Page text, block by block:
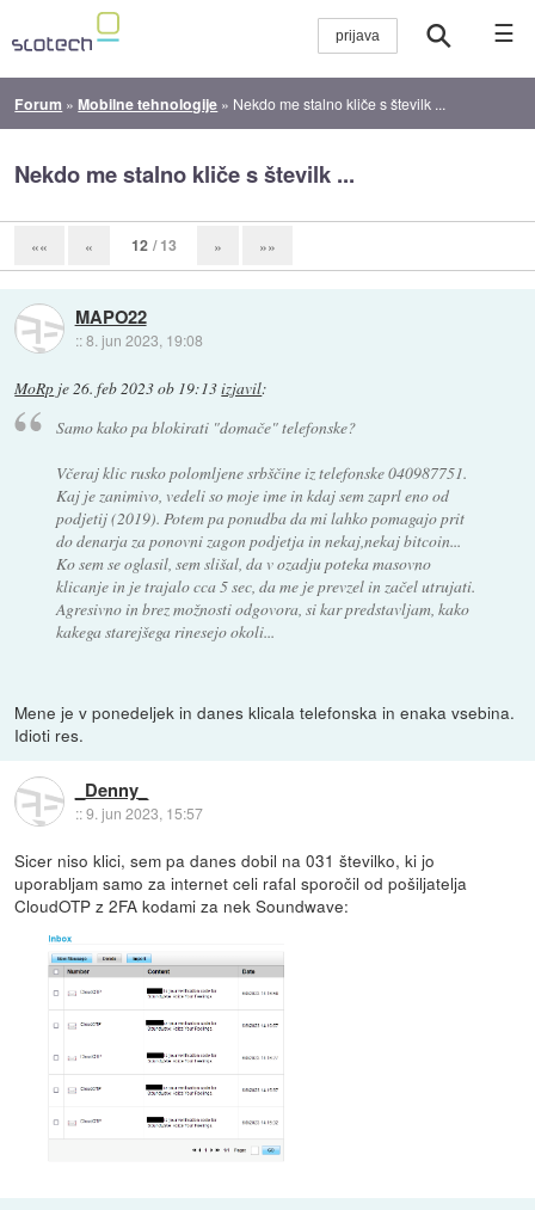
☰
Forum »Mobilne tehnologije » Nekdo me stalno kliče s številk ...
Nekdo me stalno kliče s številk ...
«« « 12 / 13 » »»
MAPO22
::8. jun 2023, 19:08
MoRp je26. feb 2023 ob 19:13izjavil:
Samo kako pa blokirati "domače" telefonske?
Včeraj klic rusko polomljene srbščine iz telefonske 040987751.
Kaj je zanimivo, vedeli so moje ime in kdaj sem zaprl eno od
podjetij (2019). Potem pa ponudba da mi lahko pomagajo prit
do denarja za ponovni zagon podjetja in nekaj,nekaj bitcoin...
Ko sem se oglasil, sem slišal, da v ozadju poteka masovno
klicanje in je trajalo cca 5 sec, da me je prevzel in začel utrujati.
Agresivno in brez možnosti odgovora, si kar predstavljam, kako
kakega starejšega rinesejo okoli...
Mene je v ponedeljek in danes klicala telefonska in enaka vsebina.
Idioti res.
_Denny_
::9. jun 2023, 15:57
Sicer niso klici, sem pa danes dobil na 031 številko, ki jo
uporabljam samo za internet celi rafal sporočil od pošiljatelja
CloudOTP z 2FA kodami za nek Soundwave: